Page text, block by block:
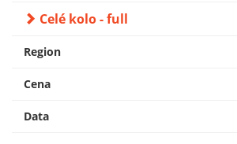
Celé kolo - full
Region
Cena
Data